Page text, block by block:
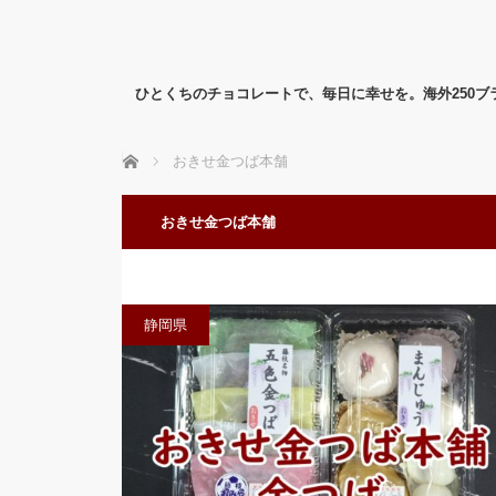
ひとくちのチョコレートで、毎日に幸せを。海外250
ホーム おきせ金つば本舗
おきせ金つば本舗
静岡県